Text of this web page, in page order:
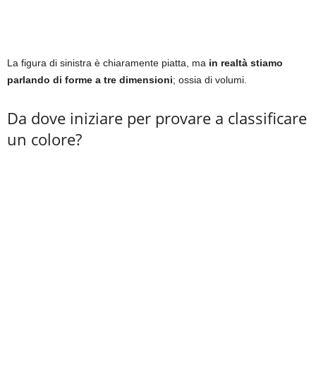
La figura di sinistra è chiaramente piatta, ma in realtà stiamo
parlando di forme a tre dimensioni; ossia di volumi.
Da dove iniziare per provare a classificare
un colore?